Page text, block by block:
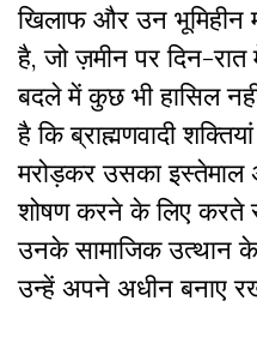
खिलाफ और उन भूमिहीन
है, जो ज़मीन पर दिन-
बदले में कुछ भी हासिल
है कि ब्राह्मणवादी
मरोड़कर उसका
शोषण करने के लिए करते
उनके सामाजिक उत्थान
उन्हें अपने अधीन बनाए